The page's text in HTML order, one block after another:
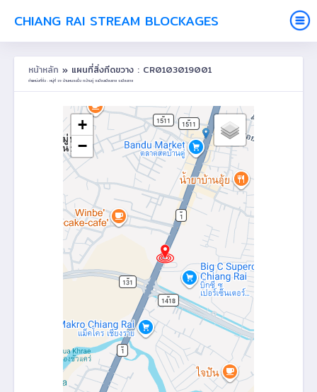
CHIANG RAI STREAM BLOCKAGES
หน้าหลัก » แผนที่สิ่งกีดขวาง : CR0103019001
ตำแหน่งที่ตั้ง : หมู่ที่ 19 บ้านหนองปึ๋ง ต.บ้านดู่ อ.เมืองเชียงราย จ.เชียงราย
+
−